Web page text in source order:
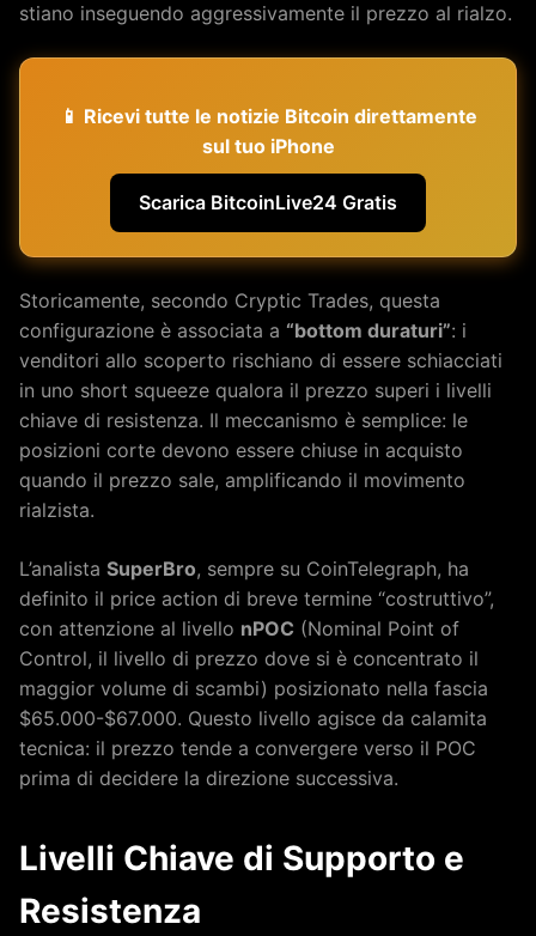
stiano inseguendo aggressivamente il prezzo al rialzo.
📱 Ricevi tutte le notizie Bitcoin direttamente
sul tuo iPhone
Scarica BitcoinLive24 Gratis
Storicamente, secondo Cryptic Trades, questa
configurazione è associata a “bottom duraturi”: i
venditori allo scoperto rischiano di essere schiacciati
in uno short squeeze qualora il prezzo superi i livelli
chiave di resistenza. Il meccanismo è semplice: le
posizioni corte devono essere chiuse in acquisto
quando il prezzo sale, amplificando il movimento
rialzista.
L’analista SuperBro, sempre su CoinTelegraph, ha
definito il price action di breve termine “costruttivo”,
con attenzione al livello nPOC (Nominal Point of
Control, il livello di prezzo dove si è concentrato il
maggior volume di scambi) posizionato nella fascia
$65.000-$67.000. Questo livello agisce da calamita
tecnica: il prezzo tende a convergere verso il POC
prima di decidere la direzione successiva.
Livelli Chiave di Supporto e
Resistenza